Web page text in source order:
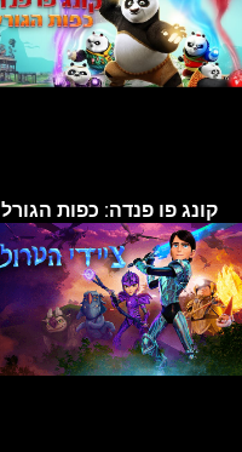
קונג פו פנדה: כפות הגורל